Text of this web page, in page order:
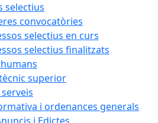
selectius
convocatòries
selectius en curs
selectius finalitzats
superior
i ordenances generals